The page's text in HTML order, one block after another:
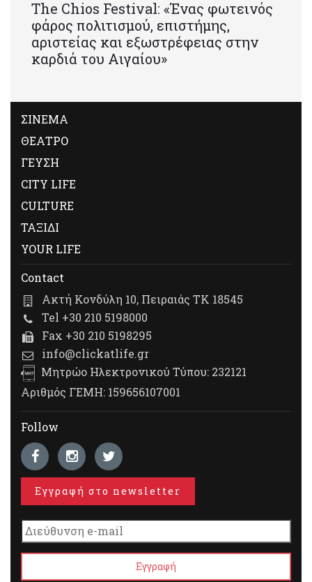
Τhe Chios Festival: «Ένας φωτεινός
φάρος πολιτισμού, επιστήμης,
αριστείας και εξωστρέφειας στην
καρδιά του Αιγαίου»
ΣΙΝΕΜΑ
ΘΕΑΤΡΟ
ΓΕΥΣΗ
CITY LIFE
CULTURE
ΤΑΞΙΔΙ
YOUR LIFE
Contact
Ακτή Κονδύλη 10, Πειραιάς ΤΚ 18545
Tel +30 210 5198000
Fax +30 210 5198295
info@clickatlife.gr
Μητρώο Ηλεκτρονικού Τύπου: 232121
Αριθμός ΓΕΜΗ: 159656107001
Follow
Εγγραφή στο newsletter